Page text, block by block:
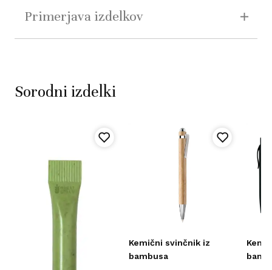
Primerjava izdelkov
Sorodni izdelki
Kemični svinčnik iz
bambusa